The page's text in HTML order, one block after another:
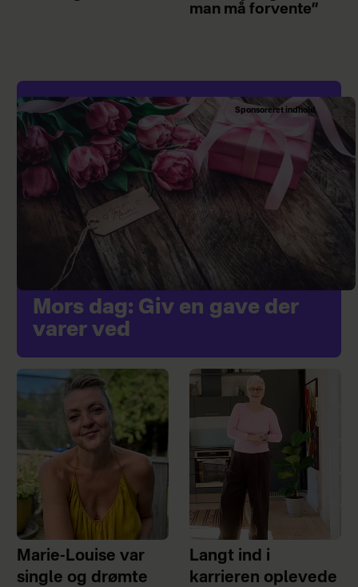
man må forvente”
Sponsoreret indhold
Mors dag: Giv en gave der
varer ved
Marie-Louise var
single og drømte
Langt ind i
karrieren oplevede